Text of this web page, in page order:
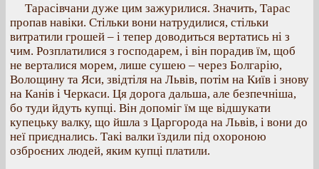
Тарасівчани дуже цим зажурилися. Значить, Тарас
пропав навіки. Стільки вони натрудилися, стільки
витратили грошей – і тепер доводиться вертатись ні з
чим. Розплатилися з господарем, і він порадив їм, щоб
не верталися морем, лише сушею – через Болгарію,
Волощину та Яси, звідтіля на Львів, потім на Київ і знову
на Канів і Черкаси. Ця дорога дальша, але безпечніша,
бо туди йдуть купці. Він допоміг їм ще відшукати
купецьку валку, що йшла з Царгорода на Львів, і вони до
неї приєднались. Такі валки їздили під охороною
озброєних людей, яким купці платили.